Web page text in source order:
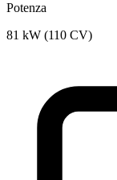
Potenza
81 kW (110 CV)